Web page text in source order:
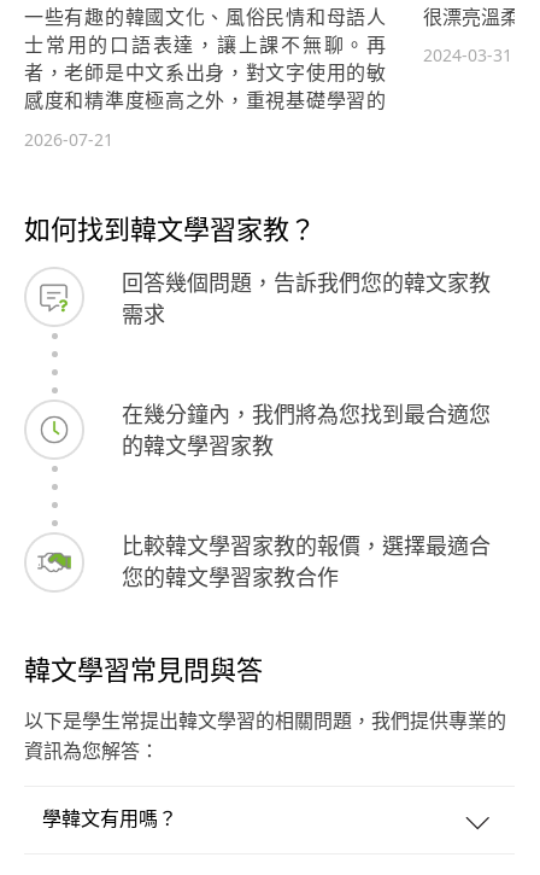
一些有趣的韓國文化、風俗民情和母語人
士常用的口語表達，讓上課不無聊。再
者，老師是中文系出身，對文字使用的敏
感度和精準度極高之外，重視基礎學習的
教學理念也是我非常欣賞的，這一段時間
雖然很多，課程表也都塞得滿滿的，但是
每堂課都會依照學生的進度準備講義，每
結束一個單元也會自己編寫課後測驗用以
評估學生的吸收程度，真的是非常用心的
教育工作者。推推！
2026-07-21
很漂亮溫柔
2024-03-31
如何找到韓文學習家教？
回答幾個問題，告訴我們您的韓文家教
需求
在幾分鐘內，我們將為您找到最合適您
的韓文學習家教
比較韓文學習家教的報價，選擇最適合
您的韓文學習家教合作
韓文學習常見問與答
以下是學生常提出韓文學習的相關問題，我們提供專業的
資訊為您解答：
學韓文有用嗎？